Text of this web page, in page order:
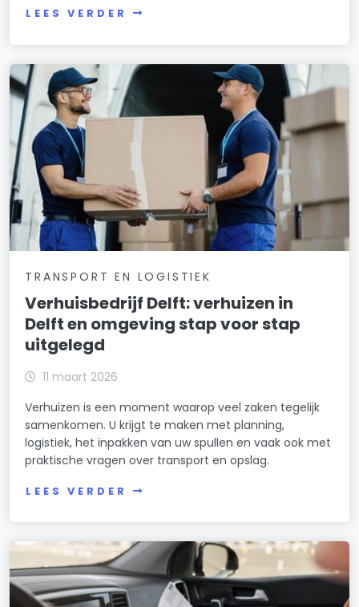
LEES VERDER
TRANSPORT EN LOGISTIEK
Verhuisbedrijf Delft: verhuizen in
Delft en omgeving stap voor stap
uitgelegd
11 maart 2026
Verhuizen is een moment waarop veel zaken tegelijk
samenkomen. U krijgt te maken met planning,
logistiek, het inpakken van uw spullen en vaak ook met
praktische vragen over transport en opslag.
LEES VERDER